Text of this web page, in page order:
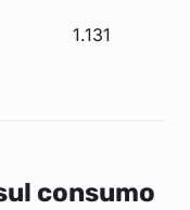
1.131
consumo